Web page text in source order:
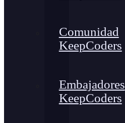
Comunidad
KeepCoders
Embajadores
KeepCoders